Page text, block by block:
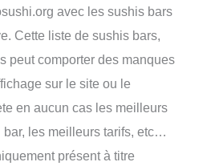
avec les sushis bars
Cette liste de sushis bars,
peut comporter des manques
sur le site ou le
en aucun cas les meilleurs
bar, les meilleurs tarifs, etc…
présent à titre